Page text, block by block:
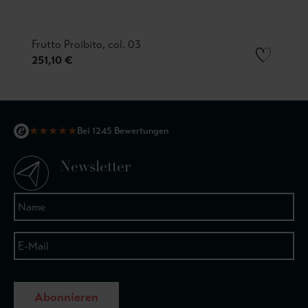
Frutto Proibito, col. 03
251,10 €
★★★★★Bei 1245 Bewertungen
Newsletter
Abonnieren